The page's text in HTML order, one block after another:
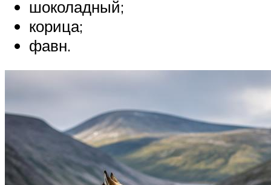
шоколадный;
корица;
фавн.